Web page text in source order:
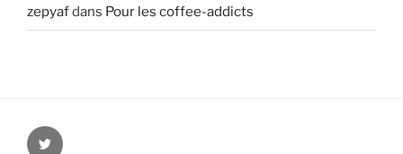
zepyafdans Pour les coffee-addicts
@zepyaf